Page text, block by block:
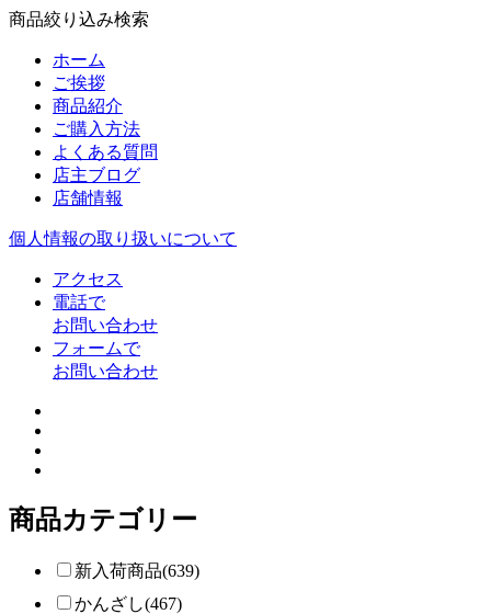
商品絞り込み検索
ホーム
ご挨拶
商品紹介
ご購入方法
よくある質問
店主ブログ
店舗情報
個人情報の取り扱いについて
アクセス
電話で
お問い合わせ
フォームで
お問い合わせ
商品カテゴリー
新入荷商品(639)
かんざし(467)